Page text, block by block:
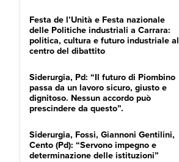
Festa de l’Unità e Festa nazionale
delle Politiche industriali a Carrara:
politica, cultura e futuro industriale al
centro del dibattito
Siderurgia, Pd: “Il futuro di Piombino
passa da un lavoro sicuro, giusto e
dignitoso. Nessun accordo può
prescindere da questo”.
Siderurgia, Fossi, Giannoni Gentilini,
Cento (Pd): “Servono impegno e
determinazione delle istituzioni”